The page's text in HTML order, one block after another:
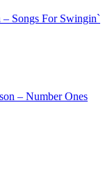
Songs For Swingin`
– Number Ones